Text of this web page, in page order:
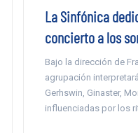
La Sinfónica
concierto a los
Bajo la dirección de
agrupación
Gerhswin, Ginaster,
influenciadas por los